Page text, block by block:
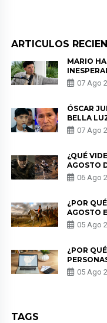
ARTICULOS
MARIO
SALUD
KORINA:
07 Ago
ÓSCAR
BELLA
PADRE
NALDY
07 Ago
¿QUÉ
AGOSTO
LOS06 Ago
¿POR
AGOSTO
HISTORIA
05 Ago
¿POR
PARA05 Ago
TAGS